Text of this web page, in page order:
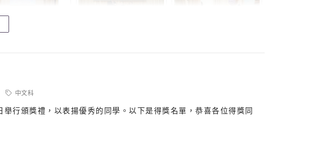
中文科
行頒獎禮，以表揚優秀的同學。以下是得獎名單，恭喜各位得獎同